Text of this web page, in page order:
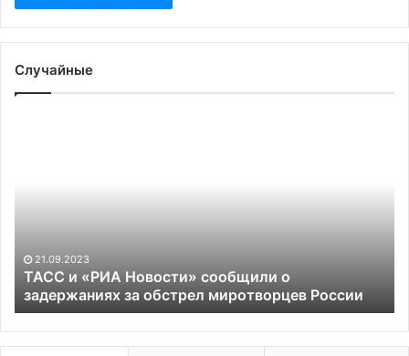
Случайные
за
обстрел
миротворцев
России
21.09.2023
ТАСС и «РИА Новости» сообщили о
задержаниях за обстрел миротворцев России